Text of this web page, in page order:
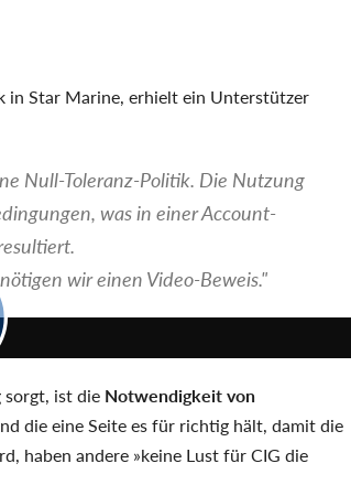
in Star Marine, erhielt ein Unterstützer
Null-Toleranz-Politik. Die Nutzung
was in einer Account-
wir einen Video-Beweis."
ist die Notwendigkeit von
die eine Seite es für richtig hält, damit die
haben andere »keine Lust für CIG die